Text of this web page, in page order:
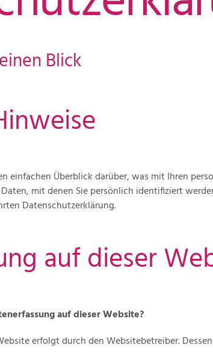
Blick
einfachen Überblick darüber, was mit Ihren
mit denen Sie persönlich identifiziert
Datenschutzerklärung.
auf dieser
auf dieser Website?
erfolgt durch den Websitebetreiber.